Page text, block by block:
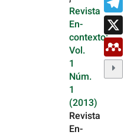
Revista
En-
contexto:
Vol.
1
Núm.
1
(2013)
Revista
En-